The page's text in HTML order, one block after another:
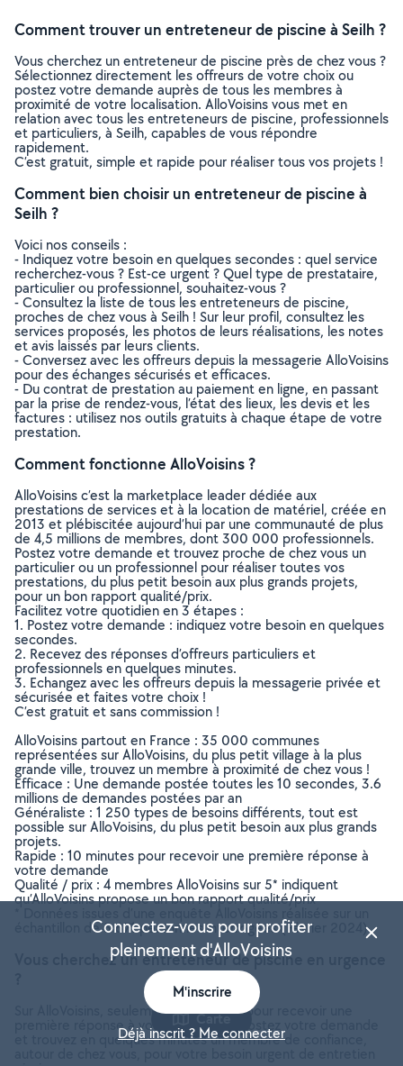
Comment trouver un entreteneur de piscine à Seilh ?
Vous cherchez un entreteneur de piscine près de chez vous ?
Sélectionnez directement les offreurs de votre choix ou
postez votre demande auprès de tous les membres à
proximité de votre localisation. AlloVoisins vous met en
relation avec tous les entreteneurs de piscine, professionnels
et particuliers, à Seilh, capables de vous répondre
rapidement.
C’est gratuit, simple et rapide pour réaliser tous vos projets !
Comment bien choisir un entreteneur de piscine à
Seilh ?
Voici nos conseils :
- Indiquez votre besoin en quelques secondes : quel service
recherchez-vous ? Est-ce urgent ? Quel type de prestataire,
particulier ou professionnel, souhaitez-vous ?
- Consultez la liste de tous les entreteneurs de piscine,
proches de chez vous à Seilh ! Sur leur profil, consultez les
services proposés, les photos de leurs réalisations, les notes
et avis laissés par leurs clients.
- Conversez avec les offreurs depuis la messagerie AlloVoisins
pour des échanges sécurisés et efficaces.
- Du contrat de prestation au paiement en ligne, en passant
par la prise de rendez-vous, l’état des lieux, les devis et les
factures : utilisez nos outils gratuits à chaque étape de votre
prestation.
Comment fonctionne AlloVoisins ?
AlloVoisins c’est la marketplace leader dédiée aux
prestations de services et à la location de matériel, créée en
2013 et plébiscitée aujourd’hui par une communauté de plus
de 4,5 millions de membres, dont 300 000 professionnels.
Postez votre demande et trouvez proche de chez vous un
particulier ou un professionnel pour réaliser toutes vos
prestations, du plus petit besoin aux plus grands projets,
pour un bon rapport qualité/prix.
Facilitez votre quotidien en 3 étapes :
1. Postez votre demande : indiquez votre besoin en quelques
secondes.
2. Recevez des réponses d’offreurs particuliers et
professionnels en quelques minutes.
3. Echangez avec les offreurs depuis la messagerie privée et
sécurisée et faites votre choix !
C’est gratuit et sans commission !
AlloVoisins partout en France : 35 000 communes
représentées sur AlloVoisins, du plus petit village à la plus
grande ville, trouvez un membre à proximité de chez vous !
Efficace : Une demande postée toutes les 10 secondes, 3.6
millions de demandes postées par an
Généraliste : 1 250 types de besoins différents, tout est
possible sur AlloVoisins, du plus petit besoin aux plus grands
projets.
Rapide : 10 minutes pour recevoir une première réponse à
votre demande
Qualité / prix : 4 membres AlloVoisins sur 5* indiquent
qu’AlloVoisins propose un bon rapport qualité/prix
échantillon de 5 671 personnes interrogées (Février 2024)
Vous cherchez un entreteneur de piscine en urgence
Sur AlloVoisins, seulement 10 minutes pour recevoir une
première réponse à votre demande. Postez votre demande
et trouvez en quelques minutes un membre de confiance,
Carte
Connectez-vous pour profiter
pleinement d'AlloVoisins
M'inscrire
Déjà inscrit ? Me connecter